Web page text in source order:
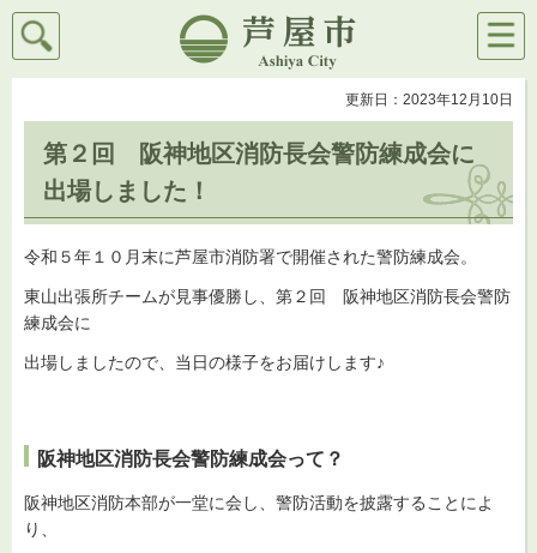
芦屋市
検索
メニ
ュー
更新日：2023年12月10日
第２回 阪神地区消防長会警防練成会に
出場しました！
令和５年１０月末に芦屋市消防署で開催された警防練成会。
東山出張所チームが見事優勝し、第２回 阪神地区消防長会警防
練成会に
出場しましたので、当日の様子をお届けします♪
阪神地区消防長会警防練成会って？
阪神地区消防本部が一堂に会し、警防活動を披露することによ
り、